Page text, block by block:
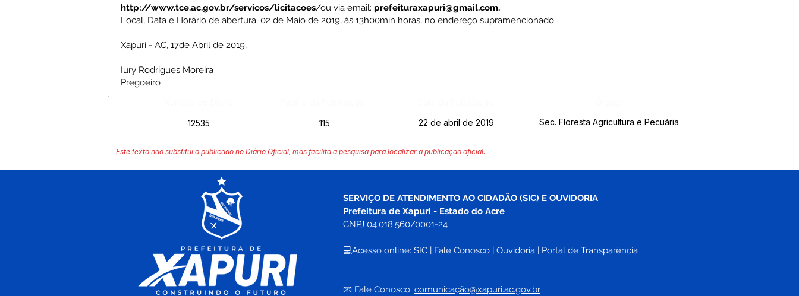
http://www.tce.ac.gov.br/servicos/licitacoes/ou via email: prefeituraxapuri@gmail.com.
Local, Data e Horário de abertura: 02 de Maio de 2019, às 13h00min horas, no endereço supramencionado.
Xapuri - AC, 17de Abril de 2019,
Iury Rodrigues Moreira
Pregoeiro
12535 115 22 de abril de 2019 Sec. Floresta Agricultura e Pecuária
Este texto não substitui o publicado no Diário Oficial, mas facilita a pesquisa para localizar a publicação oficial.
SERVIÇO DE ATENDIMENTO AO CIDADÃO (SIC) E OUVIDORIA
Prefeitura de Xapuri - Estado do Acre
CNPJ 04.018.560/0001-24
💻Acesso online: SIC | Fale Conosco | Ouvidoria | Portal de Transparência
📧 Fale Conosco: comunicação@xapuri.ac.gov.br